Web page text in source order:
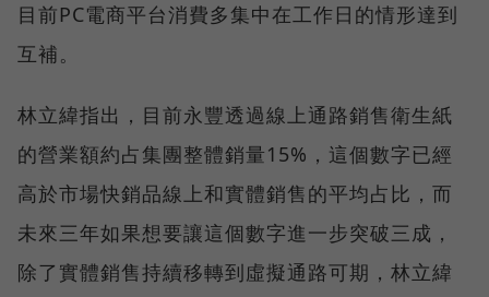
目前PC電商平台消費多集中在工作日的情形達到
互補。
林立緯指出，目前永豐透過線上通路銷售衛生紙
的營業額約占集團整體銷量15%，這個數字已經
高於市場快銷品線上和實體銷售的平均占比，而
未來三年如果想要讓這個數字進一步突破三成，
除了實體銷售持續移轉到虛擬通路可期，林立緯